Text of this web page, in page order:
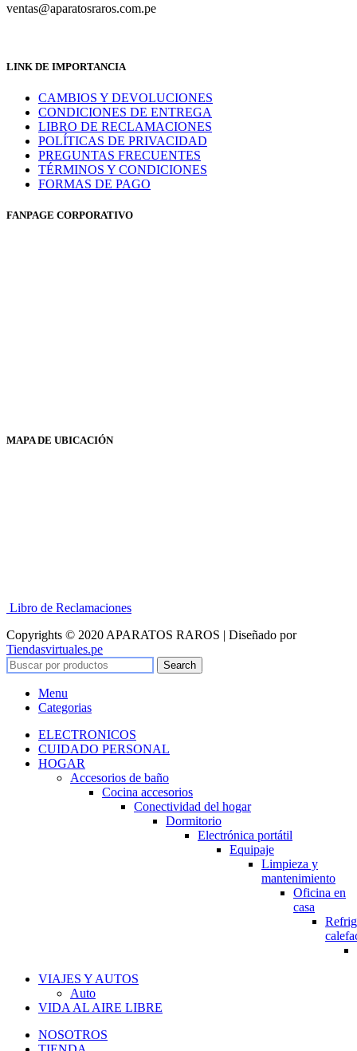
ventas@aparatosraros.com.pe
LINK DE IMPORTANCIA
CAMBIOS Y DEVOLUCIONES
CONDICIONES DE ENTREGA
LIBRO DE RECLAMACIONES
POLÍTICAS DE PRIVACIDAD
PREGUNTAS FRECUENTES
TÉRMINOS Y CONDICIONES
FORMAS DE PAGO
FANPAGE CORPORATIVO
MAPA DE UBICACIÓN
Libro de Reclamaciones
Copyrights © 2020 APARATOS RAROS | Diseñado por
Tiendasvirtuales.pe
Search
Menu
Categorias
ELECTRONICOS
CUIDADO PERSONAL
HOGAR
Accesorios de baño
Cocina accesorios
Conectividad del hogar
Dormitorio
Electrónica portátil
Equipaje
Limpieza y
mantenimiento
Oficina en
casa
VIAJES Y AUTOS
Auto
VIDA AL AIRE LIBRE
NOSOTROS